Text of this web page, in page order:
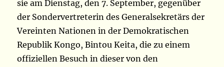
sie am Dienstag, den 7. September, gegenüber
der Sondervertreterin des Generalsekretärs der
Vereinten Nationen in der Demokratischen
Republik Kongo, Bintou Keita, die zu einem
offiziellen Besuch in dieser von den